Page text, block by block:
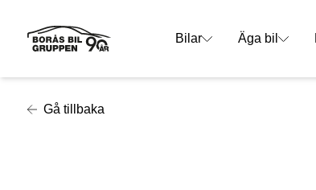
Bilar Äga bil
Gå tillbaka